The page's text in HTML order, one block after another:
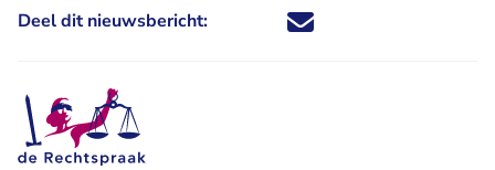
Deel dit nieuwsbericht: Deel dit nieuwsbericht via X -
Deel dit nieuwsbericht via
Deel dit nieuwsbericht
Deel dit